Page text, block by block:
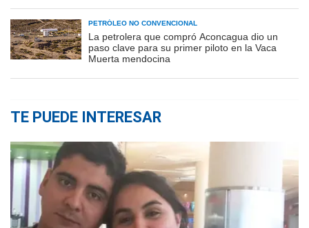
PETRÓLEO NO CONVENCIONAL
La petrolera que compró Aconcagua dio un
paso clave para su primer piloto en la Vaca
Muerta mendocina
TE PUEDE INTERESAR